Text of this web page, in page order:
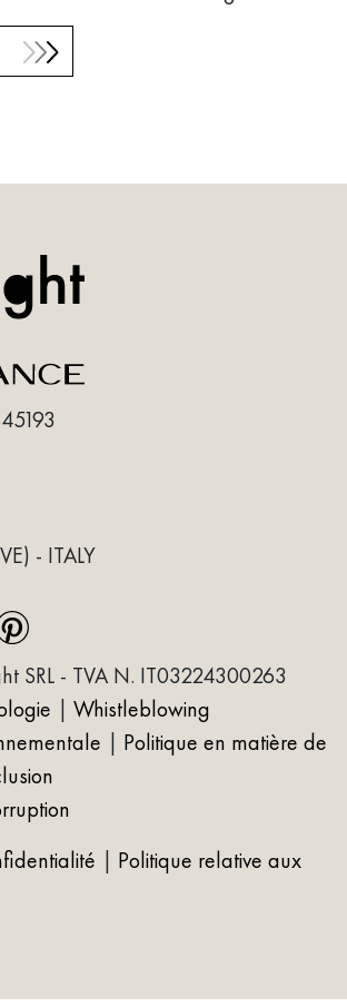
- ITALY
SRL - TVA N. IT03224300263
Whistleblowing
Politique en matière de
Politique relative aux